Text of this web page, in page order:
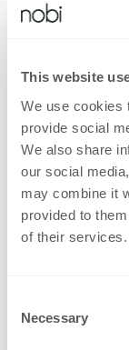
This website
We use cookies
provide social
We also share
our social
may combine it
provided to
of their services.
Selection
Necessary
Naast het
vragen en
omdat je
verschijnen
berichten.